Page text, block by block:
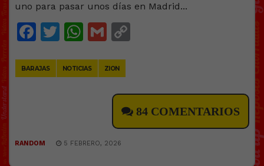
Facebook
Twitter
WhatsApp
Gmail
BARAJAS NOTICIAS ZION
84 COMENTARIOS
RANDOM 5 FEBRERO, 2026